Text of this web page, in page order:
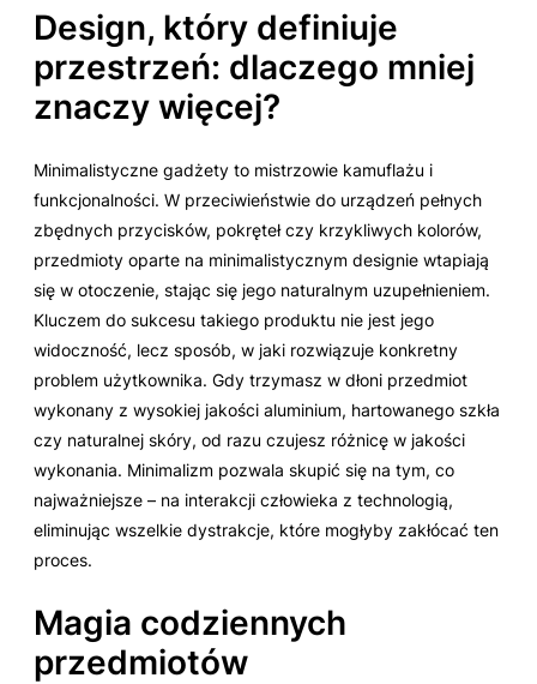
Design, który definiuje
przestrzeń: dlaczego mniej
znaczy więcej?
Minimalistyczne gadżety to mistrzowie kamuflażu i
funkcjonalności. W przeciwieństwie do urządzeń pełnych
zbędnych przycisków, pokręteł czy krzykliwych kolorów,
przedmioty oparte na minimalistycznym designie wtapiają
się w otoczenie, stając się jego naturalnym uzupełnieniem.
Kluczem do sukcesu takiego produktu nie jest jego
widoczność, lecz sposób, w jaki rozwiązuje konkretny
problem użytkownika. Gdy trzymasz w dłoni przedmiot
wykonany z wysokiej jakości aluminium, hartowanego szkła
czy naturalnej skóry, od razu czujesz różnicę w jakości
wykonania. Minimalizm pozwala skupić się na tym, co
najważniejsze – na interakcji człowieka z technologią,
eliminując wszelkie dystrakcje, które mogłyby zakłócać ten
proces.
Magia codziennych
przedmiotów